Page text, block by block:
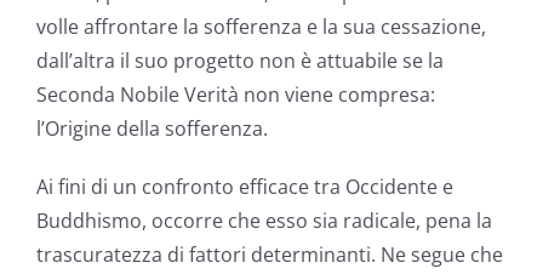
volle affrontare la sofferenza e la sua cessazione,
dall’altra il suo progetto non è attuabile se la
Seconda Nobile Verità non viene compresa:
l’Origine della sofferenza.
Ai fini di un confronto efficace tra Occidente e
Buddhismo, occorre che esso sia radicale, pena la
trascuratezza di fattori determinanti. Ne segue che